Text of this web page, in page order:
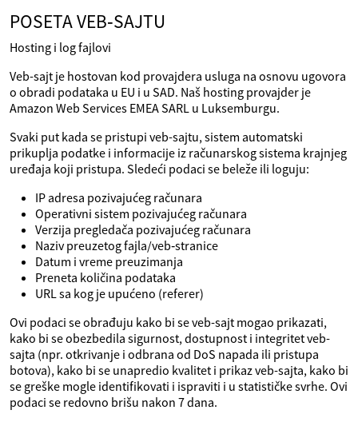
POSETA VEB‑SAJTU
Hosting i log fajlovi
Veb-sajt je hostovan kod provajdera usluga na osnovu ugovora
o obradi podataka u EU i u SAD. Naš hosting provajder je
Amazon Web Services EMEA SARL u Luksemburgu.
Svaki put kada se pristupi veb-sajtu, sistem automatski
prikuplja podatke i informacije iz računarskog sistema krajnjeg
uređaja koji pristupa. Sledeći podaci se beleže ili loguju:
IP adresa pozivajućeg računara
Operativni sistem pozivajućeg računara
Verzija pregledača pozivajućeg računara
Naziv preuzetog fajla/veb‑stranice
Datum i vreme preuzimanja
Preneta količina podataka
URL sa kog je upućeno (referer)
Ovi podaci se obrađuju kako bi se veb-sajt mogao prikazati,
kako bi se obezbedila sigurnost, dostupnost i integritet veb-
sajta (npr. otkrivanje i odbrana od DoS napada ili pristupa
botova), kako bi se unapredio kvalitet i prikaz veb-sajta, kako bi
se greške mogle identifikovati i ispraviti i u statističke svrhe. Ovi
podaci se redovno brišu nakon 7 dana.